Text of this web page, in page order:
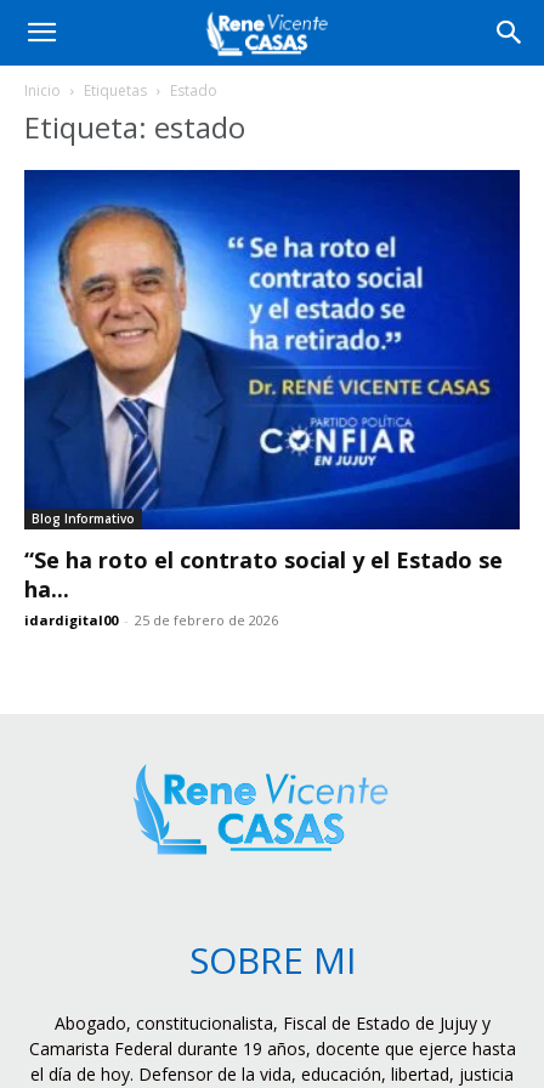
Inicio Etiquetas Estado
Etiqueta: estado
Blog Informativo
“Se ha roto el contrato social y el Estado se
ha...
idardigital00 - 25 de febrero de 2026
SOBRE MI
Abogado, constitucionalista, Fiscal de Estado de Jujuy y
Camarista Federal durante 19 años, docente que ejerce hasta
el día de hoy. Defensor de la vida, educación, libertad, justicia